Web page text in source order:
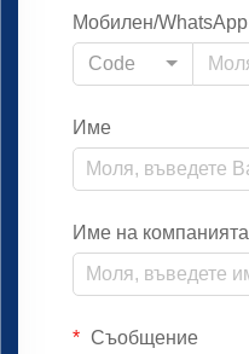
Мобилен/WhatsApp
Code
Име
Име на компанията
Съобщение